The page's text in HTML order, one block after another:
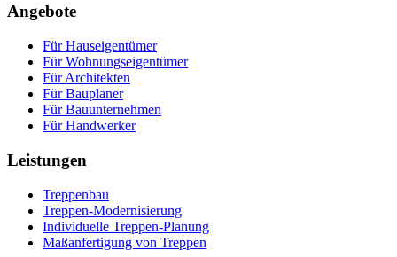
Angebote
Für Hauseigentümer
Für Wohnungseigentümer
Für Architekten
Für Bauplaner
Für Bauunternehmen
Für Handwerker
Leistungen
Treppenbau
Treppen-Modernisierung
Individuelle Treppen-Planung
Maßanfertigung von Treppen